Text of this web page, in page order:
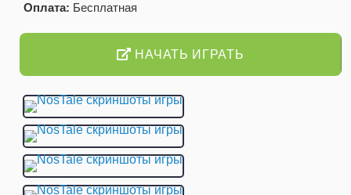
Оплата: Бесплатная
НАЧАТЬ ИГРАТЬ